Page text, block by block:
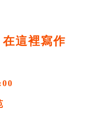
這裡寫作